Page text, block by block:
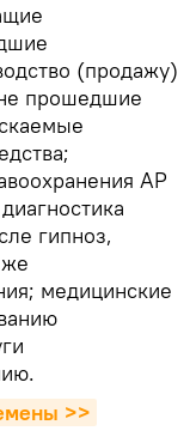
(продажу)
прошедшие
АР
гипноз,
медицинские
>>